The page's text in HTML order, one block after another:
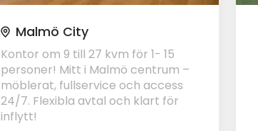
Malmö City
Kontor om 9 till 27 kvm för 1- 15
personer! Mitt i Malmö centrum –
möblerat, fullservice och access
24/7. Flexibla avtal och klart för
inflytt!